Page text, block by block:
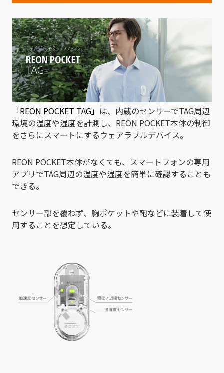
「REON POCKET TAG」 は、内蔵のセンサーでTAG周辺
環境の温度や湿度を計測し、REON POCKET本体の制御
をさらにスマートにするウェアラブルデバイス。
REON POCKET本体がなくても、スマートフォンの専用
アプリでTAG周辺の温度や湿度を簡単に確認することも
できる。
センサー部を覆わず、胸ポケットや鞄などに装着して使
用することを想定している。